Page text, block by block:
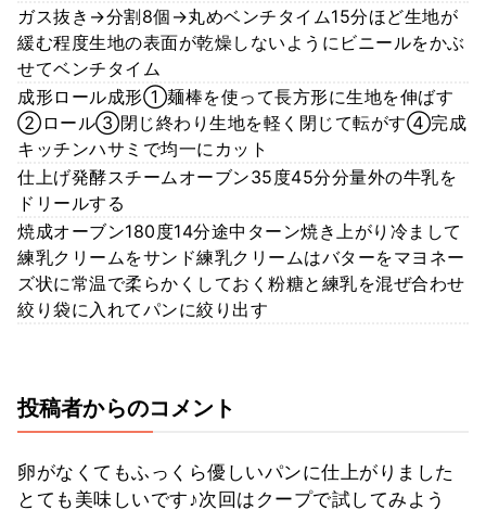
ガス抜き→分割8個→丸めベンチタイム15分ほど生地が
緩む程度生地の表面が乾燥しないようにビニールをかぶ
せてベンチタイム
成形ロール成形①麺棒を使って長方形に生地を伸ばす
②ロール③閉じ終わり生地を軽く閉じて転がす④完成
キッチンハサミで均一にカット
仕上げ発酵スチームオーブン35度45分分量外の牛乳を
ドリールする
焼成オーブン180度14分途中ターン焼き上がり冷まして
練乳クリームをサンド練乳クリームはバターをマヨネー
ズ状に常温で柔らかくしておく粉糖と練乳を混ぜ合わせ
絞り袋に入れてパンに絞り出す
投稿者からのコメント
卵がなくてもふっくら優しいパンに仕上がりました
とても美味しいです♪次回はクープで試してみよう